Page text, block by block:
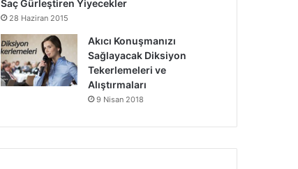
Saç Gürleştiren Yiyecekler
28 Haziran 2015
Akıcı Konuşmanızı
Sağlayacak Diksiyon
Tekerlemeleri ve
Alıştırmaları
9 Nisan 2018